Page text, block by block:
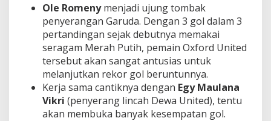
Ole Romenymenjadi ujung tombak
penyerangan Garuda. Dengan 3 gol dalam 3
pertandingan sejak debutnya memakai
seragam Merah Putih, pemain Oxford United
tersebut akan sangat antusias untuk
melanjutkan rekor gol beruntunnya.
Kerja sama cantiknya dengan Egy Maulana
Vikri (penyerang lincah Dewa United), tentu
akan membuka banyak kesempatan gol.